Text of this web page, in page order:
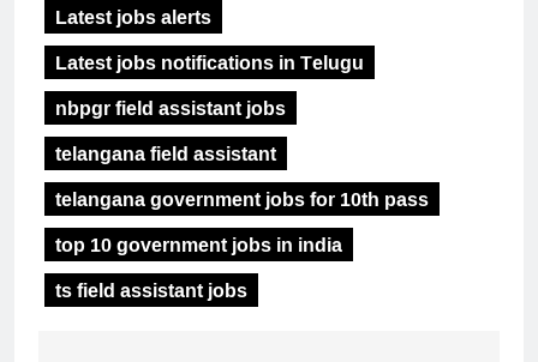
Latest jobs alerts
Latest jobs notifications in Telugu
nbpgr field assistant jobs
telangana field assistant
telangana government jobs for 10th pass
top 10 government jobs in india
ts field assistant jobs